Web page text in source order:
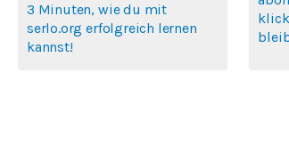
3 Minuten, wie du mit
serlo.org erfolgreich lernen
kannst!